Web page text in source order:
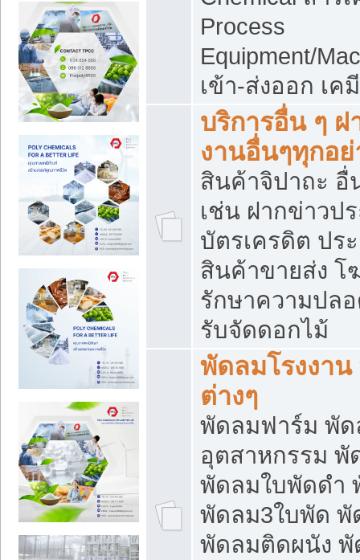
Process
Equipment/
เข้า-ส่งออก เ
บริการอื่น ๆ
งานอื่นๆทุกอ
สินค้าจิปาถะ อื่
เช่น ฝากข่าวป
บัตรเครดิต ปร
สินค้าขายส่ง
รักษาความปล
รับจัดดอกไม้
พัดลมโรงงา
ต่างๆ
พัดลมฟาร์ม พัด
อุตสาหกรรม
พัดลมใบพัดดำ
พัดลม3ใบพัด พั
พัดลมติดผนัง